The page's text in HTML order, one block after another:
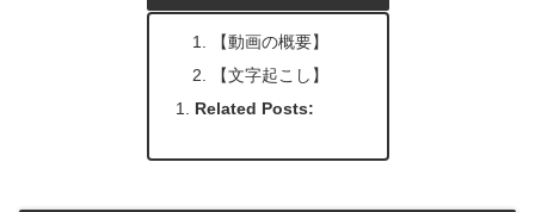
【動画の概要】
【文字起こし】
Related Posts: